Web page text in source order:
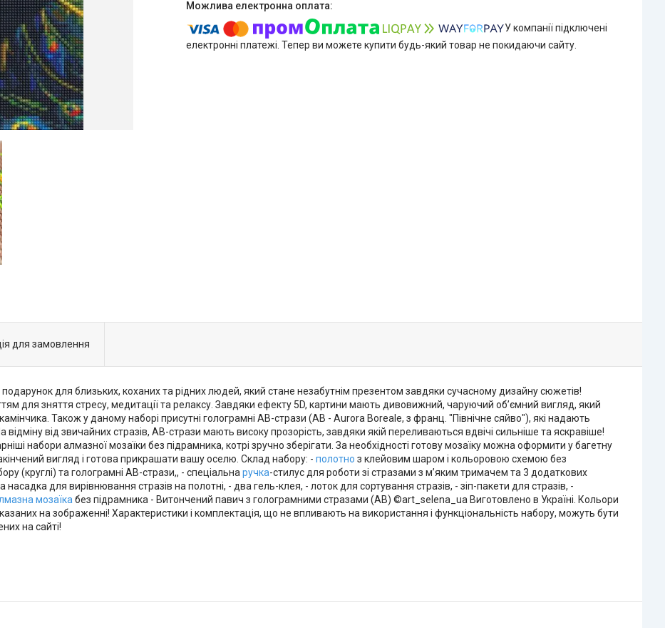
У компанії підключені
електронні платежі. Тепер ви можете купити будь-який товар не покидаючи сайту.
для замовлення
для близьких, коханих та рідних людей, який стане незабутнім презентом завдяки сучасному дизайну сюжетів!
для зняття стресу, медитації та релаксу. Завдяки ефекту 5D, картини мають дивовижний, чаруючий об’ємний вигляд, який
Також у даному наборі присутні голограмні АВ-стрази (АВ - Aurora Boreale, з франц. "Північне сяйво"), які надають
відміну від звичайних стразів, АВ-стрази мають високу прозорість, завдяки якій переливаються вдвічі сильніше та яскравіше!
набори алмазної мозаїки без підрамника, котрі зручно зберігати. За необхідності готову мозаїку можна оформити у багетну
вигляд і готова прикрашати вашу оселю. Склад набору: - полотно з клейовим шаром і кольоровою схемою без
(круглі) та голограмні АВ-стрази,, - спеціальна ручка-стилус для роботи зі стразами з м’яким тримачем та 3 додаткових
насадка для вирівнювання стразів на полотні, - два гель-клея, - лоток для сортування стразів, - зіп-пакети для стразів, -
мозаїка без підрамника - Витончений павич з голограмними стразами (AB) ©art_selena_ua Виготовлено в Україні. Кольори
на зображенні! Характеристики і комплектація, що не впливають на використання і функціональність набору, можуть бути
на сайті!